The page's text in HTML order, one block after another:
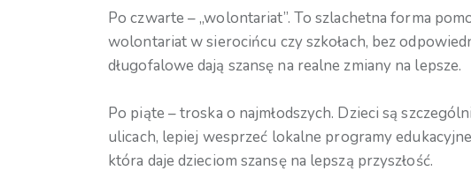
Po czwarte – „wolontariat”. To szlachetna forma
wolontariat w sierocińcu czy szkołach, bez
długofalowe dają szansę na realne zmiany na lepsze.
Po piąte – troska o najmłodszych. Dzieci są
ulicach, lepiej wesprzeć lokalne programy
która daje dzieciom szansę na lepszą przyszłość.